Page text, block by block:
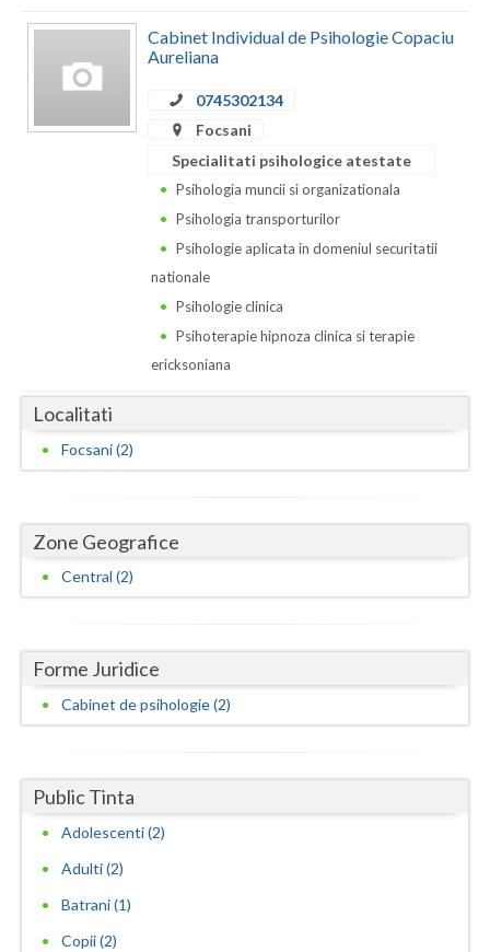
Harghita
Mehedinti
Mures
Olt
Prahova
Satu-Mare
Sibiu
Teleorman
Timis
Cabinet Individual de Psihologie Copaciu
Aureliana
0745302134
Focsani
Specialitati psihologice atestate
Psihologia muncii si organizationala
Psihologia transporturilor
Psihologie aplicata in domeniul securitatii
nationale
Psihologie clinica
Psihoterapie hipnoza clinica si terapie
ericksoniana
Localitati
Focsani (2)
Zone Geografice
Central (2)
Forme Juridice
Cabinet de psihologie (2)
Public Tinta
Adolescenti (2)
Adulti (2)
Batrani (1)
Copii (2)